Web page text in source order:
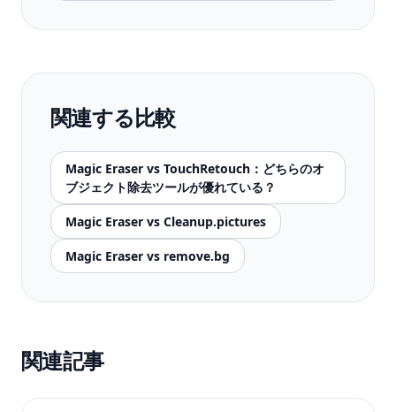
関連する比較
Magic Eraser vs TouchRetouch：どちらのオ
ブジェクト除去ツールが優れている？
Magic Eraser vs Cleanup.pictures
Magic Eraser vs remove.bg
関連記事